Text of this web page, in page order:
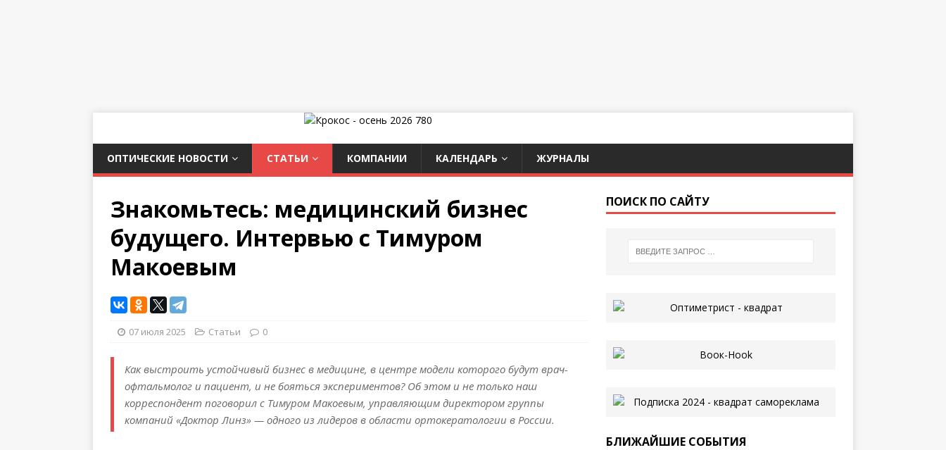
ОПТИЧЕСКИЕ НОВОСТИ СТАТЬИ КОМПАНИИ КАЛЕНДАРЬ ЖУРНАЛЫ
Знакомьтесь: медицинский бизнес
будущего. Интервью с Тимуром
Макоевым
07 июля 2025 Статьи 0
Как выстроить устойчивый бизнес в медицине, в центре модели которого будут врач-
офтальмолог и пациент, и не бояться экспериментов? Об этом и не только наш
корреспондент поговорил с Тимуром Макоевым, управляющим директором группы
компаний «Доктор Линз» — одного из лидеров в области ортокератологии в России.
ПОИСК ПО САЙТУ
БЛИЖАЙШИЕ СОБЫТИЯ